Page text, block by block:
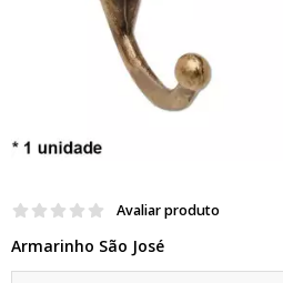
Avaliar produto
Armarinho São José